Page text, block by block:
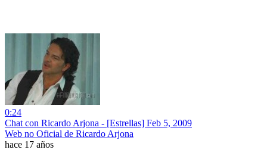
0:24
Chat con Ricardo Arjona - [Estrellas] Feb 5, 2009
Web no Oficial de Ricardo Arjona
hace 17 años